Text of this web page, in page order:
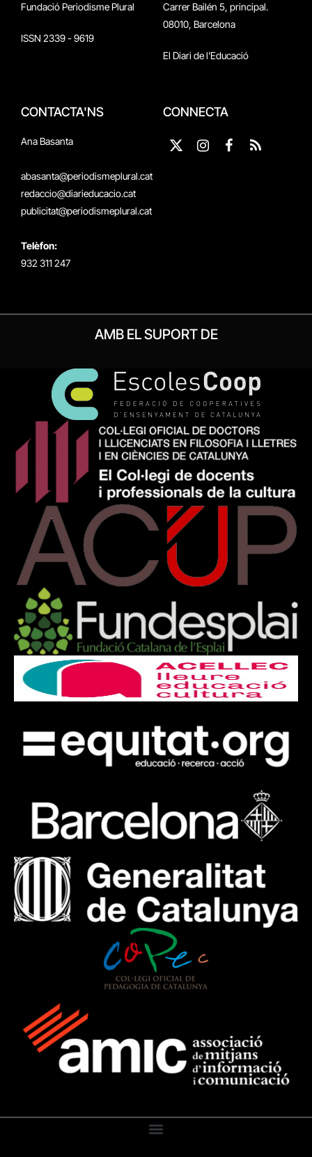
Fundació Periodisme Plural
ISSN 2339 - 9619
Carrer Bailén 5, principal.
08010, Barcelona
El Diari de l'Educació
CONTACTA'NS
Ana Basanta
abasanta@periodismeplural.cat
redaccio@diarieducacio.cat
publicitat@periodismeplural.cat
Telèfon:
932 311 247
CONNECTA
X
Instagram
Facebook
RSS
AMB EL SUPORT DE